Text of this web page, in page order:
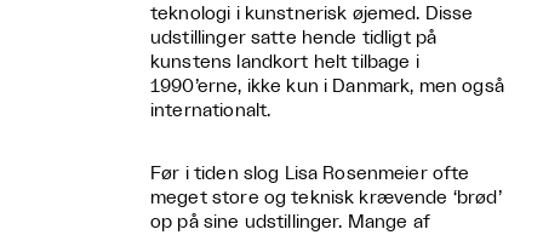
teknologi i kunstnerisk øjemed. Disse
udstillinger satte hende tidligt på
kunstens landkort helt tilbage i
1990’erne, ikke kun i Danmark, men også
internationalt.
Før i tiden slog Lisa Rosenmeier ofte
meget store og teknisk krævende ‘brød’
op på sine udstillinger. Mange af